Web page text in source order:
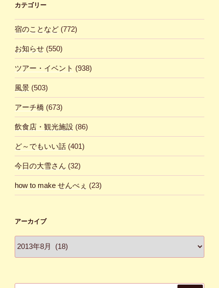
カテゴリー
宿のことなど (772)
お知らせ (550)
ツアー・イベント (938)
風景 (503)
アーチ橋 (673)
飲食店・観光施設 (86)
ど～でもいい話 (401)
今日の大雪さん (32)
how to make せんべぇ (23)
アーカイブ